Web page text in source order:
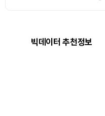
빅데이터 추천정보